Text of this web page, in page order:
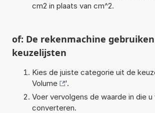
cm2 in plaats van cm^2.
of: De rekenmachine
keuzelijsten
Kies de juiste categorie uit de
Volume
'.
Voer vervolgens de waarde in die
converteren.